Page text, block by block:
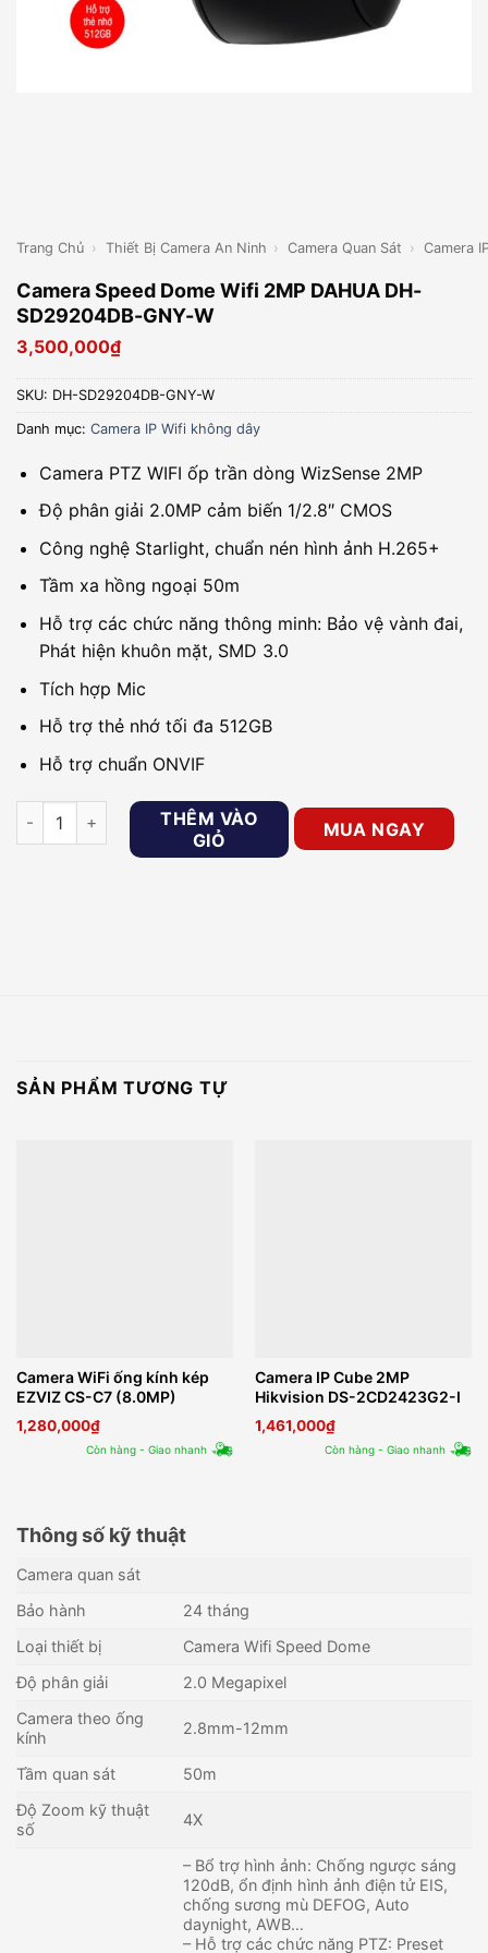
Trang Chủ › Thiết Bị Camera An Ninh › Camera Quan Sát › Camera
Camera Speed Dome Wifi 2MP DAHUA DH-
SD29204DB-GNY-W
3,500,000₫
SKU: DH-SD29204DB-GNY-W
Danh mục: Camera IP Wifi không dây
Camera PTZ WIFI ốp trần dòng WizSense 2MP
Độ phân giải 2.0MP cảm biến 1/2.8″ CMOS
Công nghệ Starlight, chuẩn nén hình ảnh H.265+
Tầm xa hồng ngoại 50m
Hỗ trợ các chức năng thông minh: Bảo vệ vành đai,
Phát hiện khuôn mặt, SMD 3.0
Tích hợp Mic
Hỗ trợ thẻ nhớ tối đa 512GB
Hỗ trợ chuẩn ONVIF
Camera Speed Dome Wifi 2MP DAHUA DH-SD29204DB-
THÊM VÀO
GIỎ
MUA NGAY
SẢN PHẨM TƯƠNG TỰ
Camera WiFi ống kính kép
EZVIZ CS-C7 (8.0MP)
1,280,000₫
Còn hàng - Giao nhanh
Camera IP Cube 2MP
Hikvision DS-2CD2423G2-I
1,461,000₫
Còn hàng - Giao nhanh
Thông số kỹ thuật
Camera quan sát
Bảo hành
24 tháng
Loại thiết bị
Camera Wifi Speed Dome
Độ phân giải
2.0 Megapixel
Camera theo ống
kính
2.8mm-12mm
Tầm quan sát
50m
Độ Zoom kỹ thuật
số
4X
– Bổ trợ hình ảnh: Chống ngược sáng
120dB, ổn định hình ảnh điện tử EIS,
chống sương mù DEFOG, Auto
daynight, AWB…
– Hỗ trợ các chức năng PTZ: Preset